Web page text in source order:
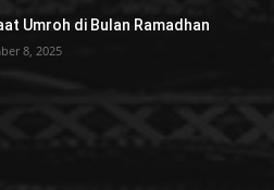
Umroh di Bulan Ramadhan
8, 2025